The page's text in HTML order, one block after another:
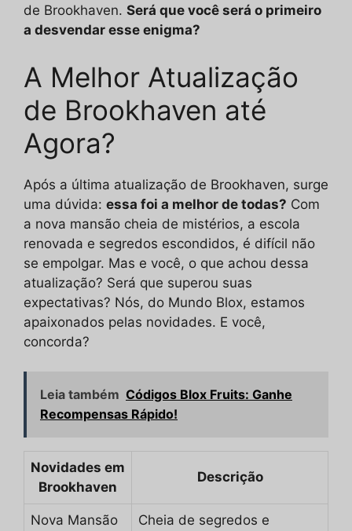
de Brookhaven. Será que você será o primeiro
a desvendar esse enigma?
A Melhor Atualização
de Brookhaven até
Agora?
Após a última atualização de Brookhaven, surge
uma dúvida: essa foi a melhor de todas? Com
a nova mansão cheia de mistérios, a escola
renovada e segredos escondidos, é difícil não
se empolgar. Mas e você, o que achou dessa
atualização? Será que superou suas
expectativas? Nós, do Mundo Blox, estamos
apaixonados pelas novidades. E você,
concorda?
Leia também Códigos Blox Fruits: Ganhe
Recompensas Rápido!
Novidades em
Brookhaven
Descrição
Nova Mansão
Cheia de segredos e